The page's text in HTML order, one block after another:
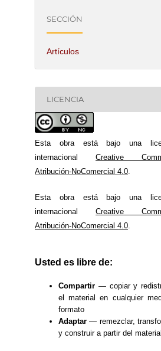
SECCIÓN
Artículos
LICENCIA
Esta obra está bajo una
internacional Creative
Atribución-NoComercial 4.0.
Esta obra está bajo una
internacional Creative
Atribución-NoComercial 4.0.
Usted es libre de:
Compartir — copiar y
el material en cualquier
formato
Adaptar — remezclar,
y construir a partir del